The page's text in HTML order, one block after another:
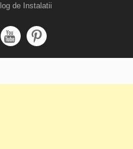
de Instalatii
 